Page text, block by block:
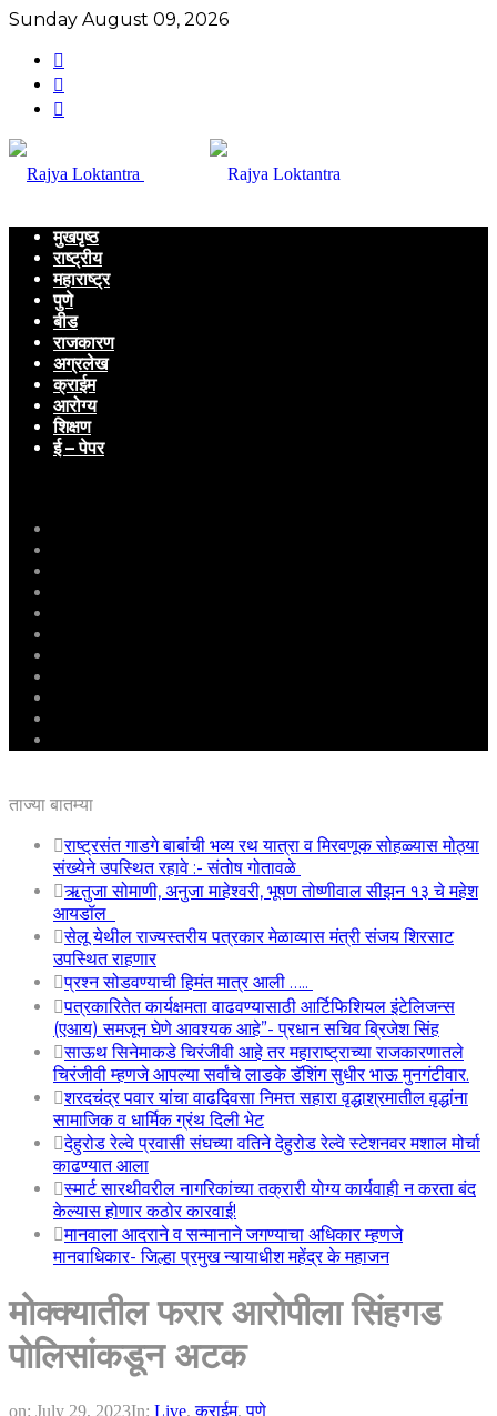
Sunday August 09, 2026
मुखपृष्ठ
राष्ट्रीय
महाराष्ट्र
पुणे
बीड
राजकारण
अग्रलेख
क्राईम
आरोग्य
शिक्षण
ई – पेपर
ताज्या बातम्या
राष्ट्रसंत गाडगे बाबांची भव्य रथ यात्रा व मिरवणूक सोहळ्यास मोठ्या
संख्येने उपस्थित रहावे :- संतोष गोतावळे
ऋतुजा सोमाणी, अनुजा माहेश्वरी, भूषण तोष्णीवाल सीझन १३ चे महेश
आयडॉल
सेलू येथील राज्यस्तरीय पत्रकार मेळाव्यास मंत्री संजय शिरसाट
उपस्थित राहणार
प्रश्न सोडवण्याची हिमंत मात्र आली …..
पत्रकारितेत कार्यक्षमता वाढवण्यासाठी आर्टिफिशियल इंटेलिजन्स
(एआय) समजून घेणे आवश्यक आहे”- प्रधान सचिव ब्रिजेश सिंह
साऊथ सिनेमाकडे चिरंजीवी आहे तर महाराष्ट्राच्या राजकारणातले
चिरंजीवी म्हणजे आपल्या सर्वांचे लाडके डॅशिंग सुधीर भाऊ मुनगंटीवार.
शरदचंद्र पवार यांचा वाढदिवसा निमत्त सहारा वृद्धाश्रमातील वृद्धांना
सामाजिक व धार्मिक ग्रंथ दिली भेट
देहुरोड रेल्वे प्रवासी संघच्या वतिने देहुरोड रेल्वे स्टेशनवर मशाल मोर्चा
काढण्यात आला
स्मार्ट सारथीवरील नागरिकांच्या तक्रारी योग्य कार्यवाही न करता बंद
केल्यास होणार कठोर कारवाई!
मानवाला आदराने व सन्मानाने जगण्याचा अधिकार म्हणजे
मानवाधिकार- जिल्हा प्रमुख न्यायाधीश महेंद्र के महाजन
मोक्क्यातील फरार आरोपीला सिंहगड
पोलिसांकडून अटक
on: July 29, 2023In: Live,क्राईम,पुणे